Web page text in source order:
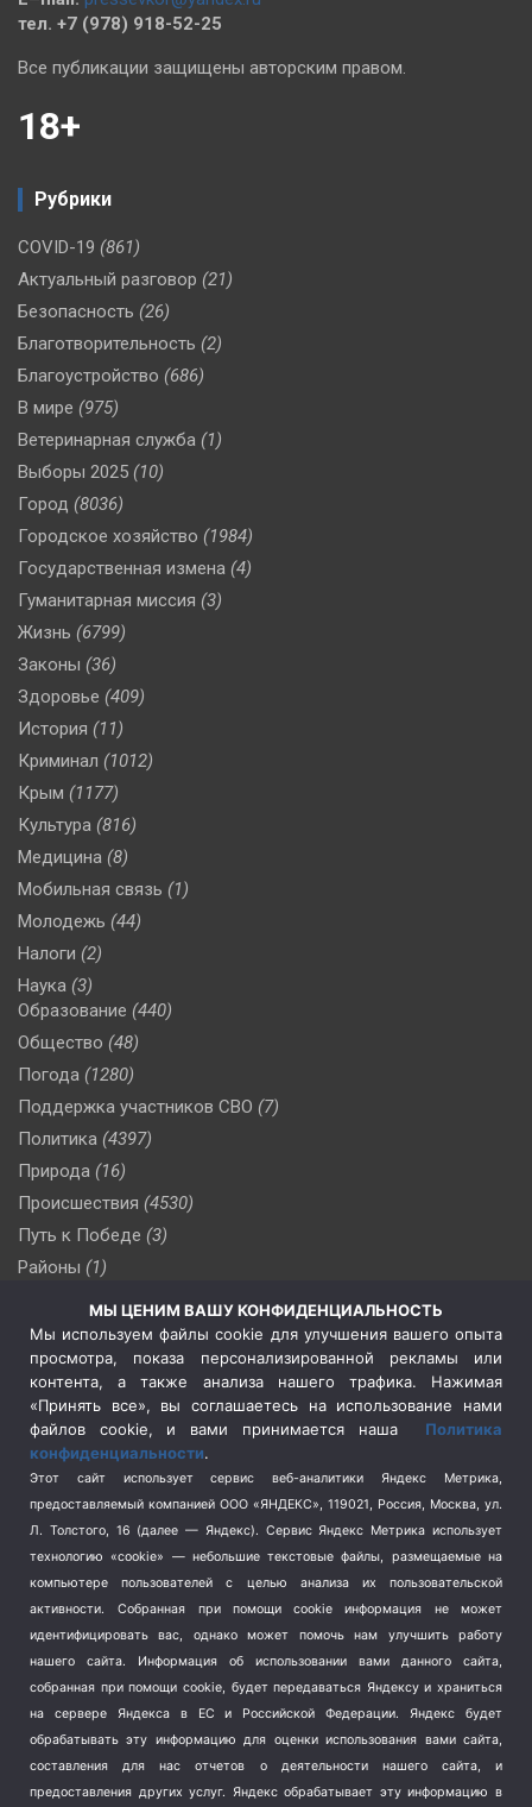
тел. +7 (978) 918-52-25
Все публикации защищены авторским правом.
18+
Рубрики
COVID-19 (861)
Актуальный разговор (21)
Безопасность (26)
Благотворительность (2)
Благоустройство (686)
В мире (975)
Ветеринарная служба (1)
Выборы 2025 (10)
Город (8036)
Городское хозяйство (1984)
Государственная измена (4)
Гуманитарная миссия (3)
Жизнь (6799)
Законы (36)
Здоровье (409)
История (11)
Криминал (1012)
Крым (1177)
Культура (816)
Медицина (8)
Мобильная связь (1)
Молодежь (44)
Налоги (2)
Наука (3)
Образование (440)
Общество (48)
Погода (1280)
Поддержка участников СВО (7)
Политика (4397)
Природа (16)
Происшествия (4530)
Путь к Победе (3)
Районы (1)
(510)
Сельское хозяйство (3)
Социальная политика
(3)
Спецоперация в Украине
Спецоперация на Украине
(404)
Спорт (740)
Терроризм (1)
Транспорт (262)
Туризм (178)
Школа и спорт (2)
Экология (8)
Экономика (1172)
МЫ ЦЕНИМ ВАШУ КОНФИДЕНЦИАЛЬНОСТЬ
Мы используем файлы cookie для улучшения вашего опыта
просмотра, показа персонализированной рекламы или
контента, а также анализа нашего трафика. Нажимая
«Принять все», вы соглашаетесь на использование нами
файлов cookie, и вами принимается наша Политика
конфиденциальности.
Этот сайт использует сервис веб-аналитики Яндекс Метрика,
предоставляемый компанией ООО «ЯНДЕКС», 119021, Россия, Москва, ул.
Л. Толстого, 16 (далее — Яндекс). Сервис Яндекс Метрика использует
технологию «cookie» — небольшие текстовые файлы, размещаемые на
компьютере пользователей с целью анализа их пользовательской
активности.
Собранная при помощи cookie информация не может
идентифицировать вас, однако может помочь нам улучшить работу
нашего сайта. Информация об использовании вами данного сайта,
собранная при помощи cookie, будет передаваться Яндексу и храниться
на сервере Яндекса в ЕС и Российской Федерации. Яндекс будет
обрабатывать эту информацию для оценки использования вами сайта,
составления для нас отчетов о деятельности нашего сайта, и
предоставления других услуг. Яндекс обрабатывает эту информацию в